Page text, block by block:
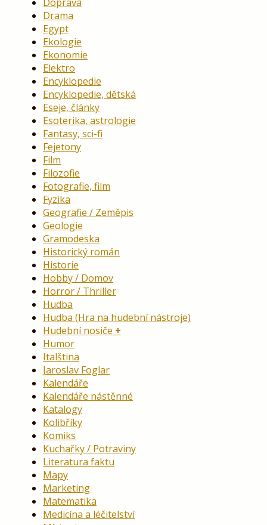
Drama
Egypt
Ekologie
Ekonomie
Elektro
Encyklopedie
Encyklopedie, dětská
Eseje, články
Esoterika, astrologie
Fantasy, sci-fi
Fejetony
Film
Filozofie
Fotografie, film
Fyzika
Geografie / Zeměpis
Geologie
Gramodeska
Historický román
Historie
Hobby / Domov
Horror / Thriller
Hudba
Hudba (Hra na hudební nástroje)
Hudební nosiče
Humor
Italština
Jaroslav Foglar
Kalendáře
Kalendáře nástěnné
Katalogy
Kolibříky
Komiks
Kuchařky / Potraviny
Literatura faktu
Mapy
Marketing
Matematika
Medicína a léčitelství